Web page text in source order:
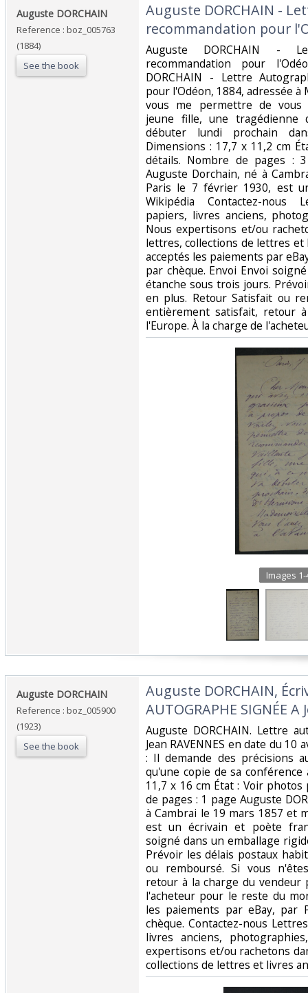
‎Auguste DORCHAIN‎
Reference : boz_005763
(1884)
See the book
‎Auguste DORCHAIN -
recommandation pour
‎Auguste DORCHAIN -
recommandation pour
DORCHAIN - Lettre
pour l'Odéon, 1884, adressée à
vous me permettre de vous
jeune fille, une tragédienne
débuter lundi prochain
Dimensions : 17,7 x 11,2 cm
détails. Nombre de pages : 3
Auguste Dorchain, né à
Paris le 7 février 1930, est
Wikipédia Contactez-nous
papiers, livres anciens,
Nous expertisons et/ou
lettres, collections de lettres et
acceptés les paiements par
par chèque. Envoi Envoi
étanche sous trois jours.
en plus. Retour Satisfait ou
entièrement satisfait, retour
l'Europe. À la charge de
Images
‎Auguste DORCHAIN‎
Reference : boz_005900
(1923)
See the book
‎Auguste DORCHAIN,
AUTOGRAPHE SIGNÉE A
‎Auguste DORCHAIN. Lettre
Jean RAVENNES en date du
: Il demande des précisions
qu'une copie de sa
11,7 x 16 cm État : Voir
de pages : 1 page Auguste
à Cambrai le 19 mars 1857 et
est un écrivain et poète
soigné dans un emballage
Prévoir les délais postaux
ou remboursé. Si vous
retour à la charge du vendeur
l'acheteur pour le reste du
les paiements par eBay, par
chèque. Contactez-nous
livres anciens,
expertisons et/ou rachetons
collections de lettres et livres